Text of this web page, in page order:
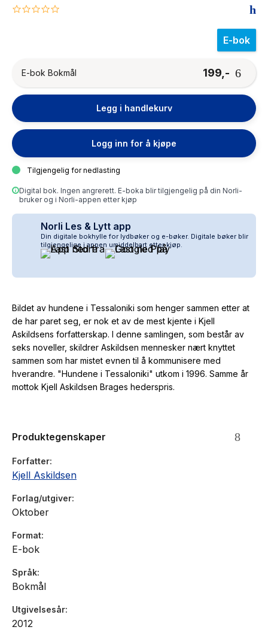
0.0
E-bok
E-bok Bokmål 199,-
Legg i handlekurv
Logg inn for å kjøpe
Tilgjengelig for nedlasting
Digital bok. Ingen angrerett. E-boka blir tilgjengelig på din Norli-
bruker og i Norli-appen etter kjøp
Norli Les & Lytt app
Din digitale bokhylle for lydbøker og e-bøker. Digitale bøker blir
tilgjengelige i appen umiddelbart etter kjøp.
Bildet av hundene i Tessaloniki som henger sammen etter at
de har paret seg, er nok et av de mest kjente i Kjell
Askildsens forfatterskap. I denne samlingen, som består av
seks noveller, skildrer Askildsen mennesker nært knyttet
sammen som har mistet evnen til å kommunisere med
hverandre. "Hundene i Tessaloniki" utkom i 1996. Samme år
mottok Kjell Askildsen Brages hederspris.
Produktegenskaper
Forfatter
Kjell Askildsen
Forlag/utgiver
Oktober
Format
E-bok
Språk
Bokmål
Utgivelsesår
2012